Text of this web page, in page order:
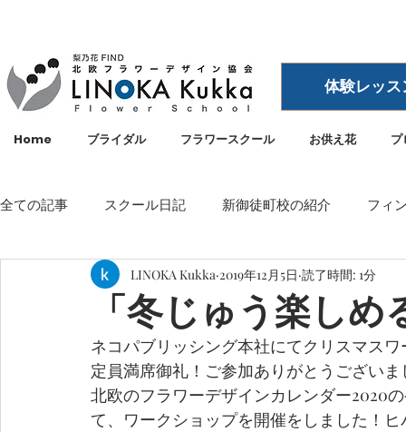
体験レッ
Home ブライダル フラワースクール お供え花 プ
全ての記事 スクール日記 新御徒町校の紹介 フィ
メディア・雑誌掲載 空間ディスプレイ
LINOKA Kukka フラワースクール リノカ 外
「冬じゅう楽し
LINOKA Kukka 2019年12月5日 読了時間: 1分
ネコパブリッシング本社にてクリスマス
定員満席御礼！ご参加ありがとうございま
北欧のフラワーデザインカレンダー2020
て、ワークショップを開催をしました！